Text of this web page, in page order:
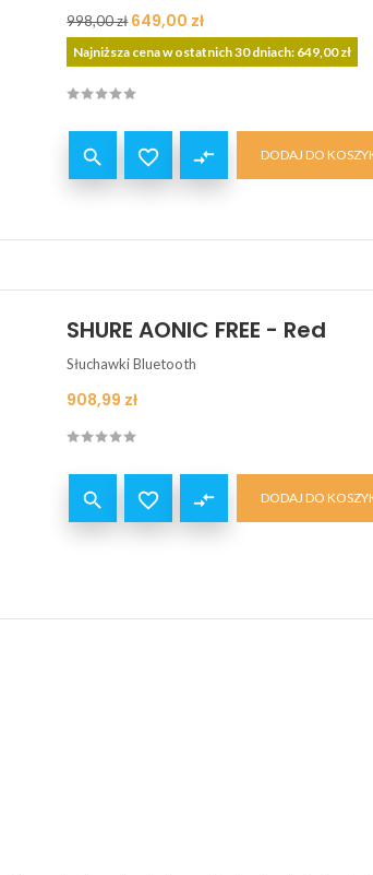
Cena
podstawowa
998,00 zł Cena
649,00 zł
Najniższa cena w ostatnich 30 dniach: 649,00 zł
  compare_arrows DODAJ DO
SHURE AONIC FREE - Red
Słuchawki Bluetooth
Cena
908,99 zł
  compare_arrows DODAJ DO